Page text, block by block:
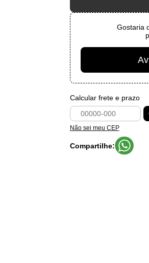
Gostaria
Calcular frete e prazo
Não sei meu CEP
Compartilhe: